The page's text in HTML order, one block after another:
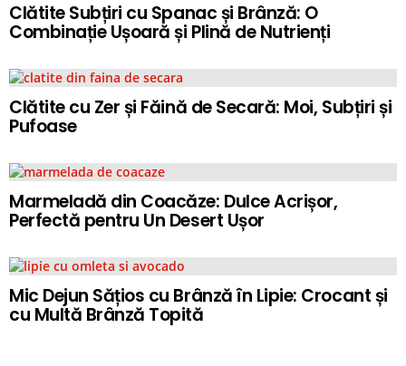
Clătite Subțiri cu Spanac și Brânză: O
Combinație Ușoară și Plină de Nutrienți
Clătite cu Zer și Făină de Secară: Moi, Subțiri și
Pufoase
Marmeladă din Coacăze: Dulce Acrișor,
Perfectă pentru Un Desert Ușor
Mic Dejun Sățios cu Brânză în Lipie: Crocant și
cu Multă Brânză Topită